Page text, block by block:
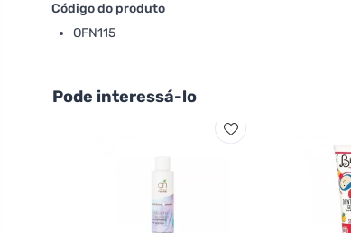
Código do produto
OFN115
Pode interessá-lo